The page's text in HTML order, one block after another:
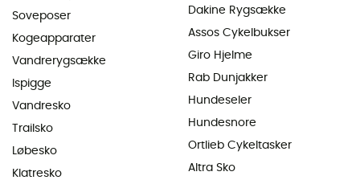
Soveposer
Kogeapparater
Vandrerygsække
Ispigge
Vandresko
Trailsko
Løbesko
Klatresko
Dakine Rygsække
Assos Cykelbukser
Giro Hjelme
Rab Dunjakker
Hundeseler
Hundesnore
Ortlieb Cykeltasker
Altra Sko